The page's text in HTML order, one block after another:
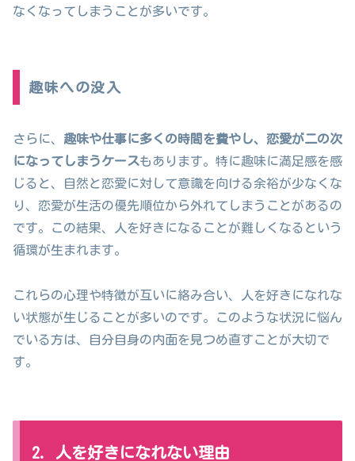
なくなってしまうことが多いです。
趣味への没入
さらに、 趣味や仕事に多くの時間を費やし、恋愛が二の次
になってしまうケースもあります。特に趣味に満足感を感
じると、自然と恋愛に対して意識を向ける余裕が少なくな
り、恋愛が生活の優先順位から外れてしまうことがあるの
です。この結果、人を好きになることが難しくなるという
循環が生まれます。
これらの心理や特徴が互いに絡み合い、人を好きになれな
い状態が生じることが多いのです。このような状況に悩ん
でいる方は、自分自身の内面を見つめ直すことが大切で
す。
2. 人を好きになれない理由